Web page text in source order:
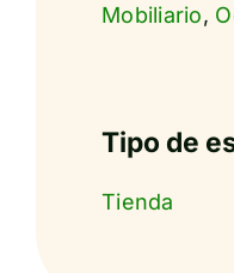
Mobiliario,
Tipo de
Tienda